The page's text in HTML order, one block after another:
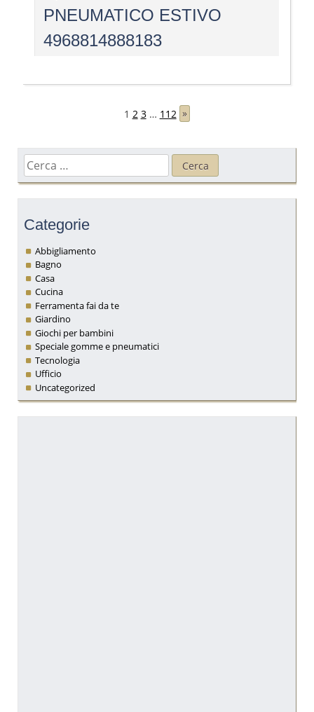
PNEUMATICO ESTIVO
4968814888183
1 2 3 … 112 »
Ricerca
per:
Categorie
Abbigliamento
Bagno
Casa
Cucina
Ferramenta fai da te
Giardino
Giochi per bambini
Speciale gomme e pneumatici
Tecnologia
Ufficio
Uncategorized